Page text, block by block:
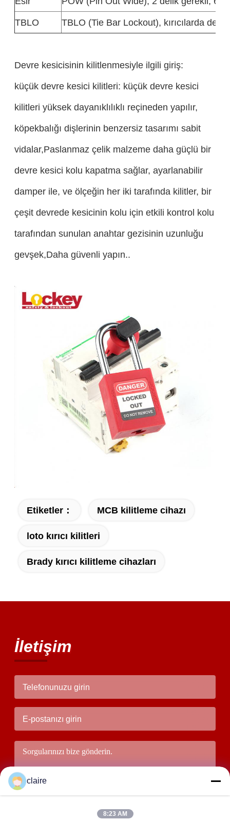
TBLO
TBLO (Tie Bar Lockout), kırıcılarda
Devre kesicisinin kilitlenmesiyle ilgili giriş:
küçük devre kesici kilitleri: küçük devre kesici
kilitleri yüksek dayanıklılıklı reçineden yapılır,
köpekbalığı dişlerinin benzersiz tasarımı sabit
vidalar,Paslanmaz çelik malzeme daha güçlü bir
devre kesici kolu kapatma sağlar, ayarlanabilir
damper ile, ve ölçeğin her iki tarafında kilitler, bir
çeşit devrede kesicinin kolu için etkili kontrol kolu
tarafından sunulan anahtar gezisinin uzunluğu
gevşek,Daha güvenli yapın..
Etiketler： MCB kilitleme cihazı
loto kırıcı kilitleri
Brady kırıcı kilitleme cihazları
İletişim
claire
8:23 AM